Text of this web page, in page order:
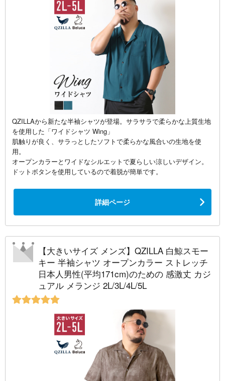
QZILLAから新たな半袖シャツが登場。サラサラで柔らかな上質生地
を使用した「ワイドシャツ Wing」
肌触りが良く、サラっとしたソフトで柔らかな風合いの生地を使
用。
オープンカラーとワイドなシルエットで夏らしい涼しいデザイン。
ドットボタンを使用しているので着脱が簡単です。
詳細ページ
【大きいサイズ メンズ】QZILLA 白鯨スモー
キー 半袖シャツ オープンカラー ストレッチ
日本人男性(平均171cm)のための 感激丈 カジ
ュアル メランジ 2L/3L/4L/5L